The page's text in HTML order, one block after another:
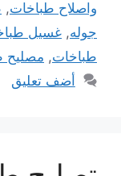
واصلاح طباخات,
جوله, غسيل
طباخات, مصليح
أضف تعليق